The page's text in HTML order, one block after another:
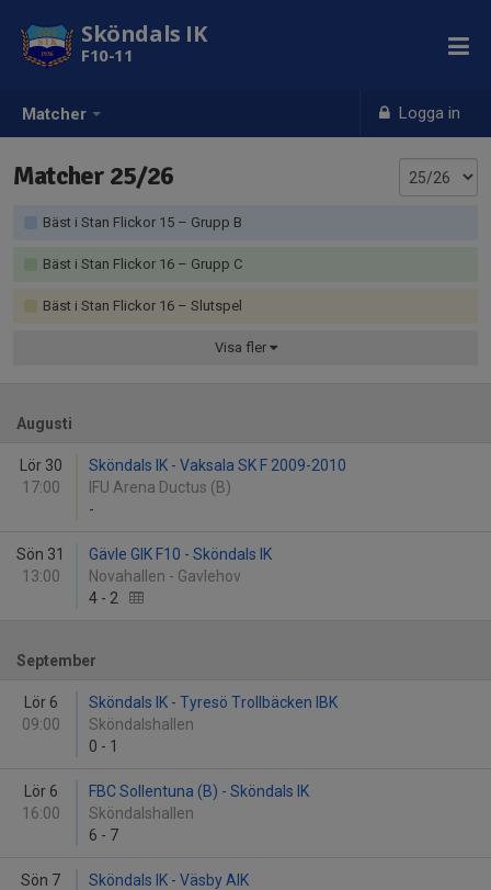
Matcher Logga in
Sköndals IK
F10-11
Matcher 25/26
Bäst i Stan Flickor 15 – Grupp B
Bäst i Stan Flickor 16 – Grupp C
Bäst i Stan Flickor 16 – Slutspel
Visa fler
Augusti
Lör 30
17:00
Sköndals IK - Vaksala SK F 2009-2010
IFU Arena Ductus (B)
-
Sön 31
13:00
Gävle GIK F10 - Sköndals IK
Novahallen - Gavlehov
4 - 2
September
Lör 6
09:00
Sköndals IK - Tyresö Trollbäcken IBK
Sköndalshallen
0 - 1
Lör 6
16:00
FBC Sollentuna (B) - Sköndals IK
Sköndalshallen
6 - 7
Sön 7
Sköndals IK - Väsby AIK